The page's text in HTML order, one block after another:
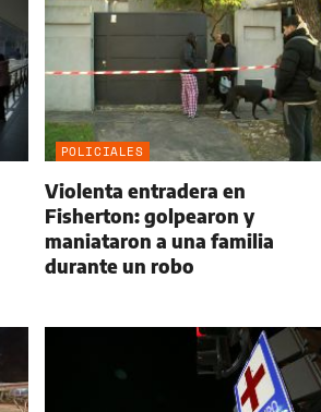
POLICIALES
Violenta entradera en
Fisherton: golpearon y
maniataron a una familia
durante un robo